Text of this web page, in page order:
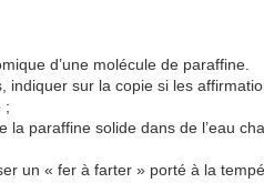
d’une molécule de paraffine.
sur la copie si les
;
paraffine solide dans de l’eau
un « fer à farter » porté à la